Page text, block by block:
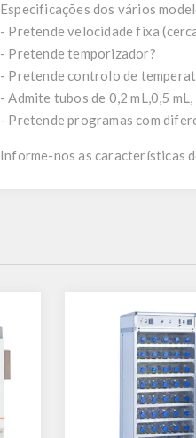
Especificações dos vários
- Pretende velocidade fixa
- Pretende temporizador?
- Pretende controlo de
- Admite tubos de 0,2 mL,0,5
- Pretende programas com
Informe-nos as características